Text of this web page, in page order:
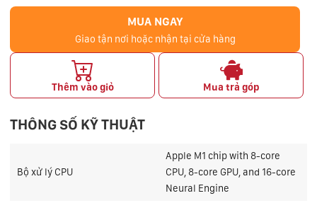
MUA NGAY
Giao tận nơi hoặc nhận tại cửa hàng
Thêm vào giỏ Mua trả góp
THÔNG SỐ KỸ THUẬT
Bộ xử lý CPU
Apple M1 chip with 8-core
CPU, 8-core GPU, and 16-core
Neural Engine